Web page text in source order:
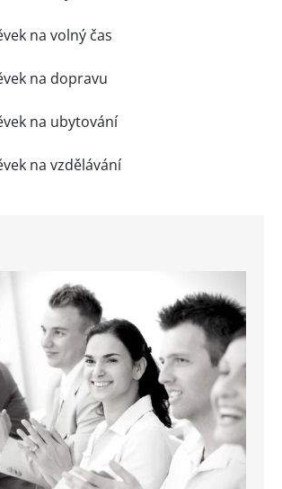
na volný čas
na dopravu
na ubytování
na vzdělávání